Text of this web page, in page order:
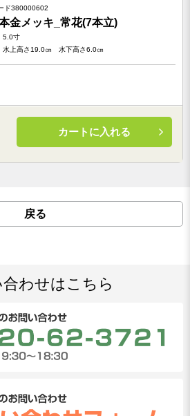
ド380000602
金メッキ_常花(7本立)
5.0寸
水上高さ19.0㎝ 水下高さ6.0㎝
カートに入れる
戻る
わせはこちら